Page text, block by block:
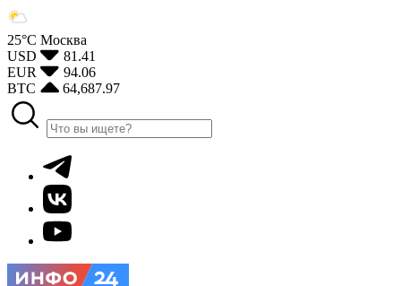
25°С Москва
USD
81.41
EUR
94.06
BTC
64,687.97